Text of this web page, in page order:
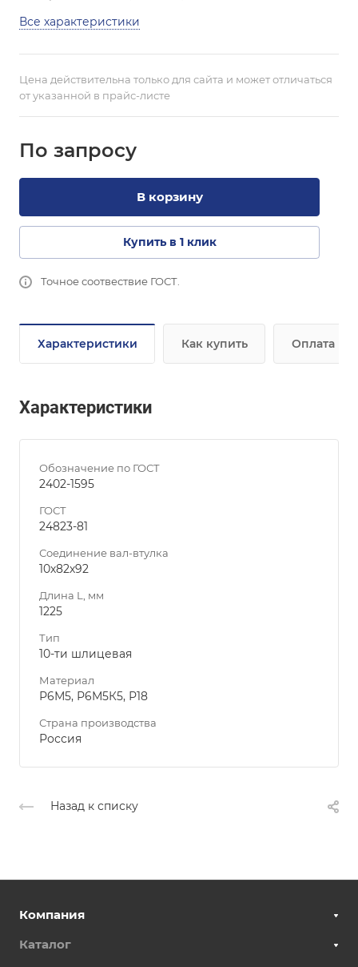
Все характеристики
Цена действительна только для сайта и может отличаться
от указанной в прайс-листе
По запросу
В корзину
Купить в 1 клик
Точное соотвествие ГОСТ.
Характеристики Как купить Оплата
Характеристики
Обозначение по ГОСТ
2402-1595
ГОСТ
24823-81
Соединение вал-втулка
10х82х92
Длина L, мм
1225
Тип
10-ти шлицевая
Материал
Р6М5, Р6М5К5, Р18
Страна производства
Россия
Назад к списку
Компания
Каталог